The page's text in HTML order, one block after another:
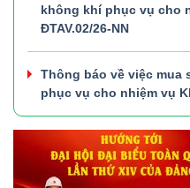
không khí phục vụ cho
ĐTAV.02/26-NN
Thông báo về việc mua
phục vụ cho nhiệm vụ